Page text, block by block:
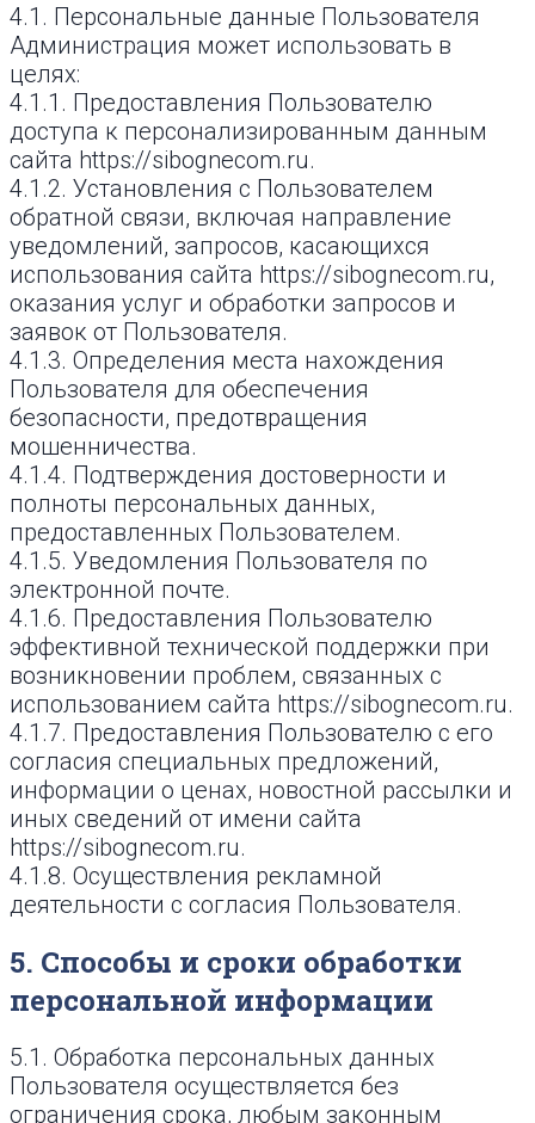
4.1. Персональные данные Пользователя
Администрация может использовать в
целях:
4.1.1. Предоставления Пользователю
доступа к персонализированным данным
сайта https://sibognecom.ru.
4.1.2. Установления с Пользователем
обратной связи, включая направление
уведомлений, запросов, касающихся
использования сайта https://sibognecom.ru,
оказания услуг и обработки запросов и
заявок от Пользователя.
4.1.3. Определения места нахождения
Пользователя для обеспечения
безопасности, предотвращения
мошенничества.
4.1.4. Подтверждения достоверности и
полноты персональных данных,
предоставленных Пользователем.
4.1.5. Уведомления Пользователя по
электронной почте.
4.1.6. Предоставления Пользователю
эффективной технической поддержки при
возникновении проблем, связанных с
использованием сайта https://sibognecom.ru.
4.1.7. Предоставления Пользователю с его
согласия специальных предложений,
информации о ценах, новостной рассылки и
иных сведений от имени сайта
https://sibognecom.ru.
4.1.8. Осуществления рекламной
деятельности с согласия Пользователя.
5. Способы и сроки обработки
персональной информации
5.1. Обработка персональных данных
Пользователя осуществляется без
ограничения срока, любым законным